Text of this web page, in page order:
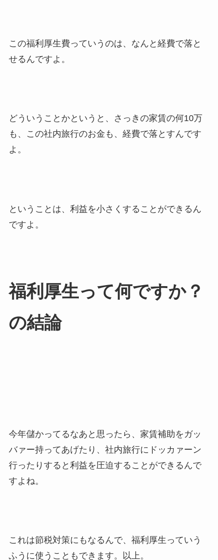
この福利厚生費っていうのは、なんと経費で落と
せるんですよ。
どういうことかというと、さっきの家賃の何10万
も、この社内旅行のお金も、経費で落とすんです
よ。
ということは、利益を小さくすることができるん
ですよ。
福利厚生って何ですか？
の結論
今年儲かってるなあと思ったら、家賃補助をガッ
バァー持ってあげたり、社内旅行にドッカァーン
行ったりすると利益を圧迫することができるんで
すよね。
これは節税対策にもなるんで、福利厚生っていう
ふうに使うこともできます。以上。